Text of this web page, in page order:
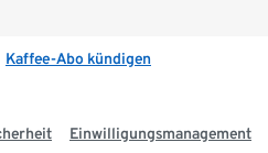
Kaffee-Abo kündigen
Einwilligungsmanagement